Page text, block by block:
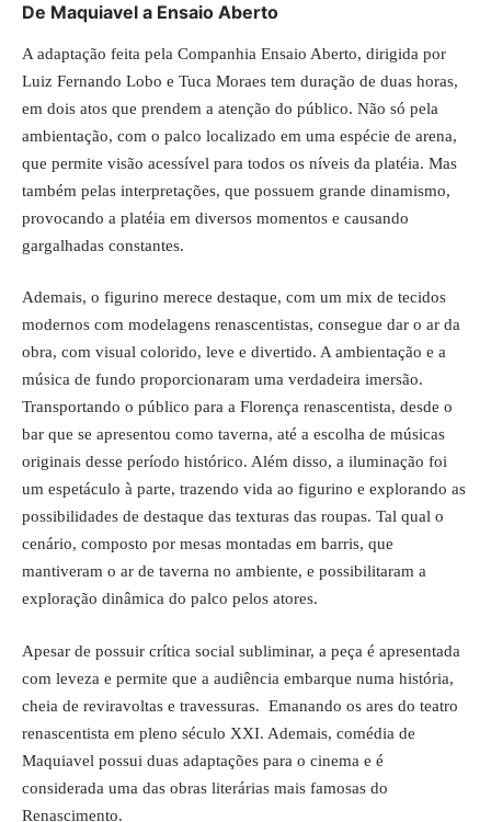
De Maquiavel a Ensaio Aberto
A adaptação feita pela Companhia Ensaio Aberto, dirigida por
Luiz Fernando Lobo e Tuca Moraes tem duração de duas horas,
em dois atos que prendem a atenção do público. Não só pela
ambientação, com o palco localizado em uma espécie de arena,
que permite visão acessível para todos os níveis da platéia. Mas
também pelas interpretações, que possuem grande dinamismo,
provocando a platéia em diversos momentos e causando
gargalhadas constantes.
Ademais, o figurino merece destaque, com um mix de tecidos
modernos com modelagens renascentistas, consegue dar o ar da
obra, com visual colorido, leve e divertido. A ambientação e a
música de fundo proporcionaram uma verdadeira imersão.
Transportando o público para a Florença renascentista, desde o
bar que se apresentou como taverna, até a escolha de músicas
originais desse período histórico. Além disso, a iluminação foi
um espetáculo à parte, trazendo vida ao figurino e explorando as
possibilidades de destaque das texturas das roupas. Tal qual o
cenário, composto por mesas montadas em barris, que
mantiveram o ar de taverna no ambiente, e possibilitaram a
exploração dinâmica do palco pelos atores.
Apesar de possuir crítica social subliminar, a peça é apresentada
com leveza e permite que a audiência embarque numa história,
cheia de reviravoltas e travessuras. Emanando os ares do teatro
renascentista em pleno século XXI. Ademais, comédia de
Maquiavel possui duas adaptações para o cinema e é
considerada uma das obras literárias mais famosas do
Renascimento.